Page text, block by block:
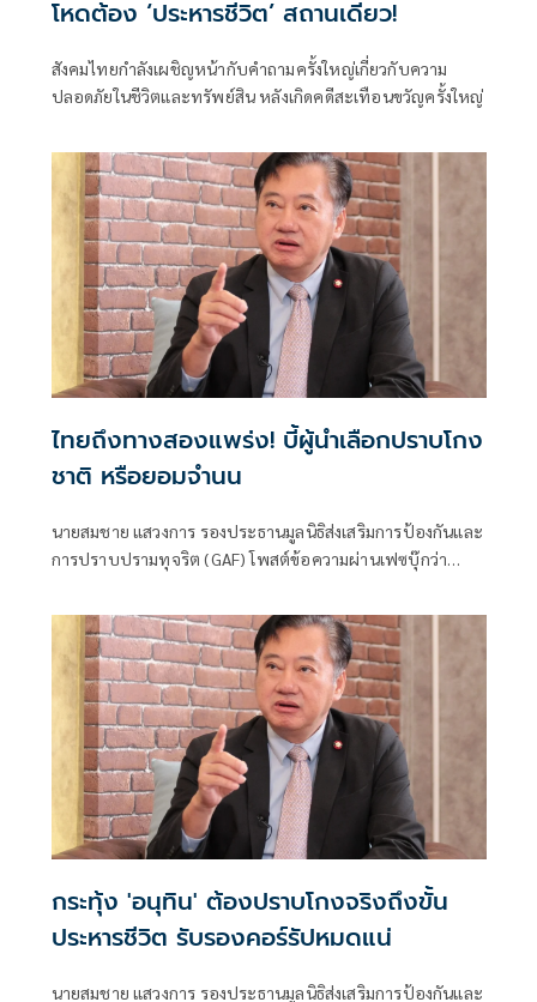
โหดต้อง ‘ประหารชีวิต’ สถานเดียว!
สังคมไทยกำลังเผชิญหน้ากับคำถามครั้งใหญ่เกี่ยวกับความ
ปลอดภัยในชีวิตและทรัพย์สิน หลังเกิดคดีสะเทือนขวัญครั้งใหญ่
ไทยถึงทางสองแพร่ง! บี้ผู้นำเลือกปราบโกง
ชาติ หรือยอมจำนน
นายสมชาย แสวงการ รองประธานมูลนิธิส่งเสริมการป้องกันและ
การปราบปรามทุจริต (GAF) โพสต์ข้อความผ่านเฟซบุ๊กว่า
ยอมจำนน?
กระทุ้ง 'อนุทิน' ต้องปราบโกงจริงถึงขั้น
ประหารชีวิต รับรองคอร์รัปหมดแน่
นายสมชาย แสวงการ รองประธานมูลนิธิส่งเสริมการป้องกันและ